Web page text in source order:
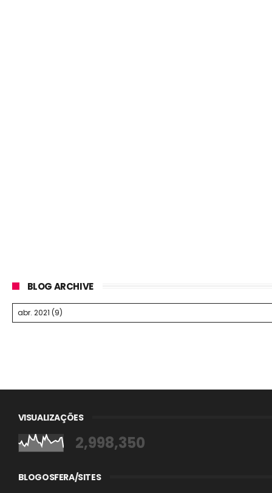
BLOG ARCHIVE
VISUALIZAÇÕES
2,998,350
BLOGOSFERA/SITES